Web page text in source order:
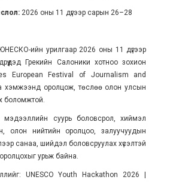
2026 оны 11 дүгээр сарын 26–28
ийн урилгаар 2026 оны 11 дүгээр
Грекийн Салоники хотноо зохион
European Festival of Journalism and
хэмжээнд оролцож, төслөө олон улсын
боломжтой.
суурь боловсрол, хиймэл
олон нийтийн оролцоо, залуучуудын
санаа, шийдэл боловсруулах хүсэлтэй
урьж байна.
UNESCO Youth Hackathon 2026 |